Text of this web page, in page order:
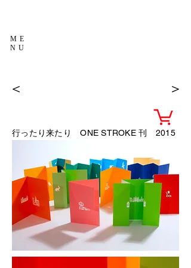
ME
NU
＜ ＞
行ったり来たり ONE STROKE 刊 2015